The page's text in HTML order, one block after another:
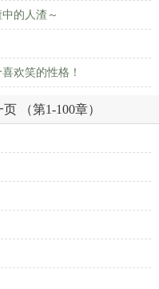
的人渣～
欢笑的性格！
（第1-100章）